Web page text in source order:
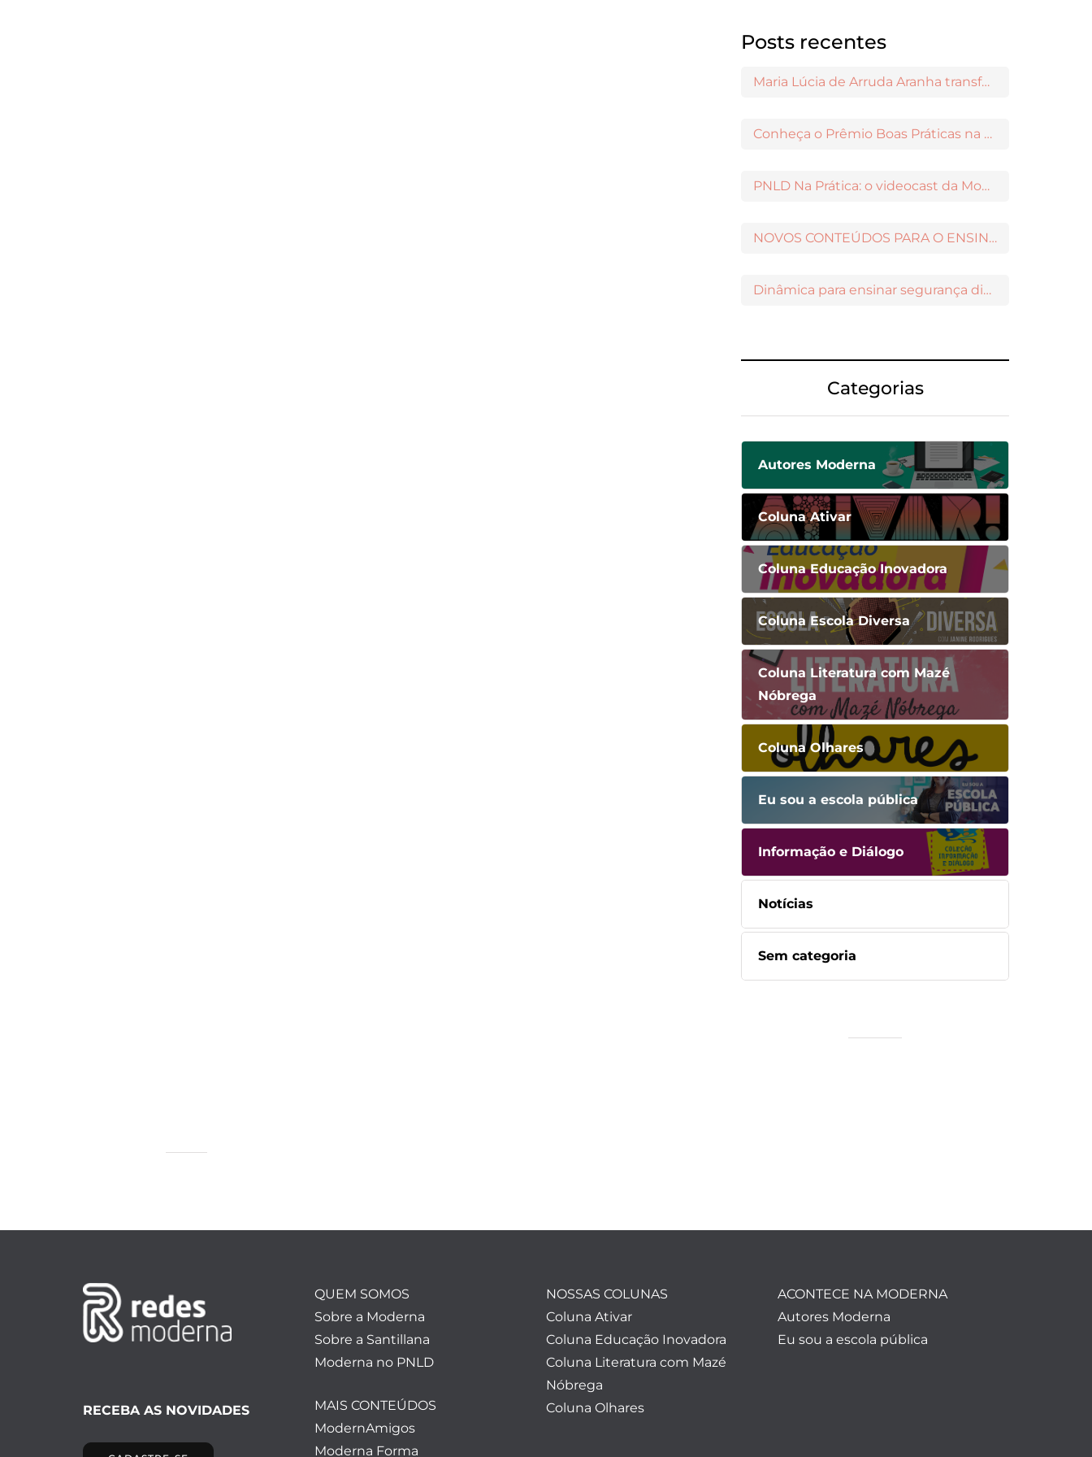
Posts recentes
Maria Lúcia de Arruda Aranha transformou o ensino de Filosofia no Brasil
Conheça o Prêmio Boas Práticas na Escola
PNLD Na Prática: o videocast da Moderna para apoiar a escolha das obras aprovadas
NOVOS CONTEÚDOS PARA O ENSINO MÉDIO DISPONÍVEIS NO MODERNAMIGOS
Dinâmica para ensinar segurança digital nos Anos Iniciais
Categorias
Autores Moderna
Coluna Ativar
Coluna Educação Inovadora
Coluna Escola Diversa
Coluna Literatura com Mazé
Nóbrega
Coluna Olhares
Eu sou a escola pública
Informação e Diálogo
Notícias
Sem categoria
RECEBA AS NOVIDADES
QUEM SOMOS
Sobre a Moderna
Sobre a Santillana
Moderna no PNLD
MAIS CONTEÚDOS
ModernAmigos
Moderna Forma
NOSSAS COLUNAS
Coluna Ativar
Coluna Educação Inovadora
Coluna Literatura com Mazé
Nóbrega
Coluna Olhares
ACONTECE NA MODERNA
Autores Moderna
Eu sou a escola pública